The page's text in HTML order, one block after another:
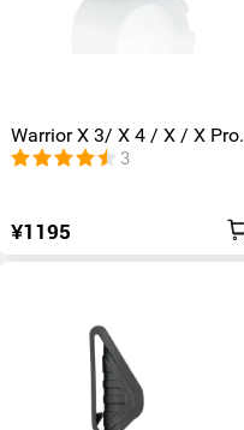
Warrior X 3/ X 4 / X / X Pro
フィルター
3
¥1195